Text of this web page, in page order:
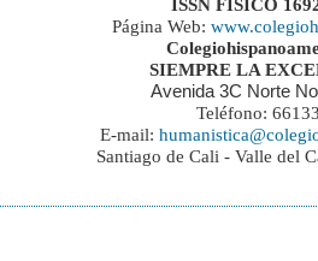
ISSN FÍSICO
Página Web:
SIEMPRE LA
Avenida 3C Norte
Teléfono:
E-mail:
Santiago de Cali - Valle del